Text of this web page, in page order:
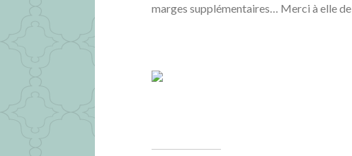
marges supplémentaires… Merci à elle